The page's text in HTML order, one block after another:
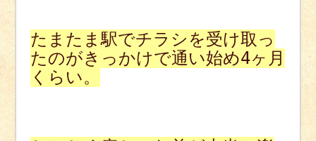
たまたま駅でチラシを受け取っ
たのがきっかけで通い始め4ヶ月
くらい。